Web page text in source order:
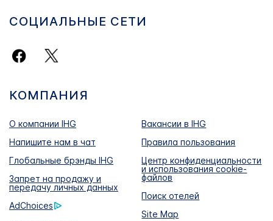
СОЦИАЛЬНЫЕ СЕТИ
КОМПАНИЯ
О компании IHG
Вакансии в IHG
Напишите нам в чат
Правила пользования
Глобальные брэнды IHG
Центр конфиденциальности
и использования cookie-
файлов
Запрет на продажу и
передачу личных данных
Поиск отелей
AdChoices
Site Map